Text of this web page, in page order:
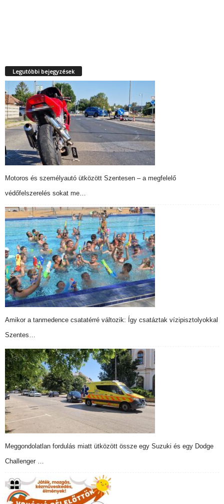
Legutóbbi bejegyzések
Motoros és személyautó ütközött Szentesen – a megfelelő
védőfelszerelés sokat me…
Amikor a tanmedence csatatérré változik: Így csatáztak vízipisztolyokkal
Szentes…
Meggondolatlan fordulás miatt ütközött össze egy Suzuki és egy Dodge
Challenger …